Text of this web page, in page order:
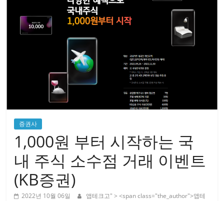
증권사
1,000원 부터 시작하는 국
내 주식 소수점 거래 이벤트
(KB증권)
2022년 10월 06일 앱테크고" > <span class="the_author">앱테